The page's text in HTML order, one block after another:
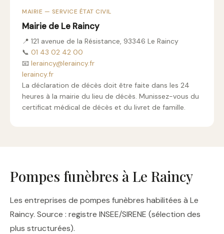
MAIRIE — SERVICE ÉTAT CIVIL
Mairie de Le Raincy
📍 121 avenue de la Résistance, 93346 Le Raincy
📞 01 43 02 42 00
📧 leraincy@leraincy.fr
leraincy.fr
La déclaration de décès doit être faite dans les 24
heures à la mairie du lieu de décès. Munissez-vous du
certificat médical de décès et du livret de famille.
Pompes funèbres à Le Raincy
Les entreprises de pompes funèbres habilitées à Le
Raincy. Source : registre INSEE/SIRENE (sélection des
plus structurées).